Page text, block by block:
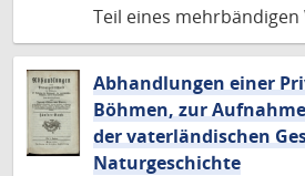
Teil eines mehrbändigen
Abhandlungen einer
Böhmen, zur
der vaterländischen
Naturgeschichte